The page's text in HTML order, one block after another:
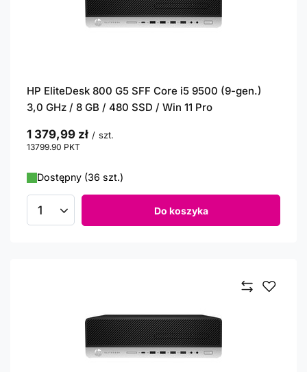
HP EliteDesk 800 G5 SFF Core i5 9500 (9-gen.)
3,0 GHz / 8 GB / 480 SSD / Win 11 Pro
1 379,99 zł / szt.
13799.90 PKT
Dostępny (36 szt.)
Ilość produktów Do koszyka